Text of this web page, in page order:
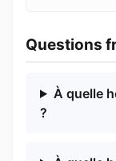
Questions
À quelle
?